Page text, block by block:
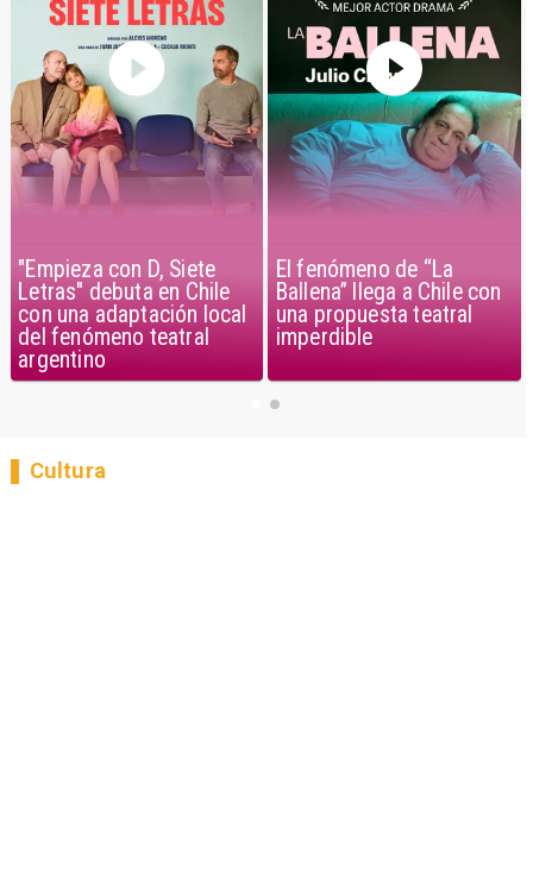
"Empieza con D, Siete
Letras" debuta en Chile
con una adaptación local
del fenómeno teatral
argentino
El fenómeno de “La
Ballena” llega a Chile con
una propuesta teatral
imperdible
Cultura